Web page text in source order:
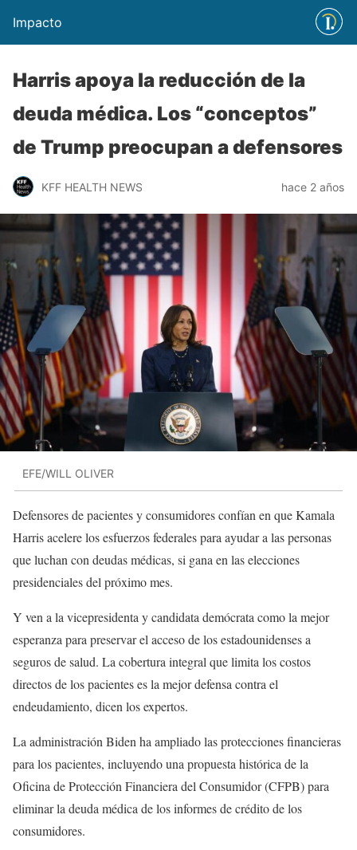
Impacto
Harris apoya la reducción de la
deuda médica. Los “conceptos”
de Trump preocupan a defensores
KFF HEALTH NEWS hace 2 años
EFE/WILL OLIVER
Defensores de pacientes y consumidores confían en que Kamala
Harris acelere los esfuerzos federales para ayudar a las personas
que luchan con deudas médicas, si gana en las elecciones
presidenciales del próximo mes.
Y ven a la vicepresidenta y candidata demócrata como la mejor
esperanza para preservar el acceso de los estadounidenses a
seguros de salud. La cobertura integral que limita los costos
directos de los pacientes es la mejor defensa contra el
endeudamiento, dicen los expertos.
La administración Biden ha ampliado las protecciones financieras
para los pacientes, incluyendo una propuesta histórica de la
Oficina de Protección Financiera del Consumidor (CFPB) para
eliminar la deuda médica de los informes de crédito de los
consumidores.